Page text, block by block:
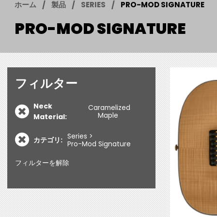
ホーム 製品 SERIES PRO-MOD SIGNATURE
PRO-MOD SIGNATURE
フィルター
Neck
Material:
Caramelized
Maple
カテゴリ: Series
Pro-Mod Signature
フィルターを解除